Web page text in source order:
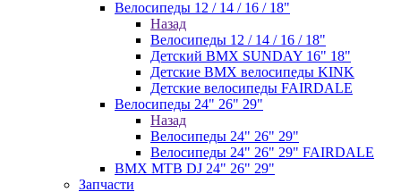
Велосипеды 12 / 14 / 16 / 18"
Назад
Велосипеды 12 / 14 / 16 / 18"
Детский BMX SUNDAY 16" 18"
Детские BMX велосипеды KINK
Детские велосипеды FAIRDALE
Велосипеды 24" 26" 29"
Назад
Велосипеды 24" 26" 29"
Велосипеды 24" 26" 29" FAIRDALE
BMX MTB DJ 24" 26" 29"
Запчасти